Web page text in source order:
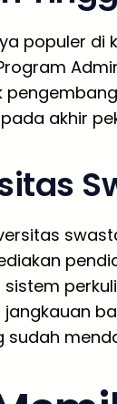
populer
akhir
sudah